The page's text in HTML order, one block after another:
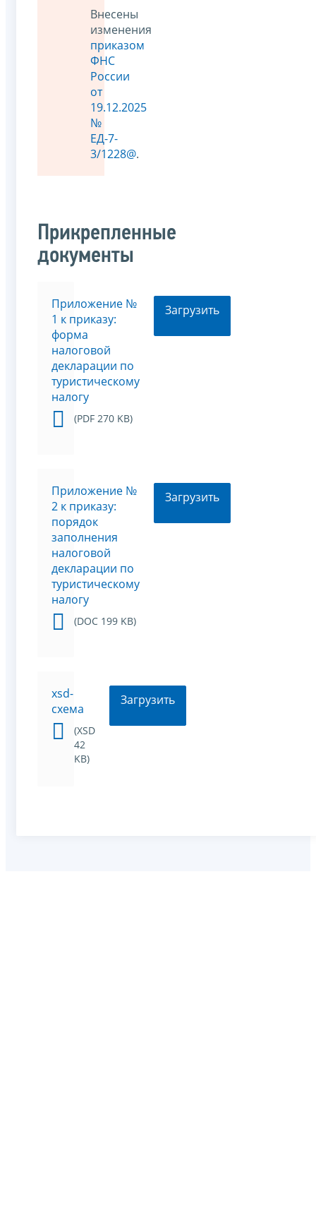
Внесены
изменения
приказом
ФНС
России
от
19.12.2025
№
ЕД-7-
3/1228@.
Прикрепленные
документы
Приложение №
1 к приказу:
форма
налоговой
декларации по
туристическому
налогу
(PDF 270 KB)
Загрузить
Приложение №
2 к приказу:
порядок
заполнения
налоговой
декларации по
туристическому
налогу
(DOC 199 KB)
Загрузить
xsd-
схема
(XSD
42
KB)
Загрузить